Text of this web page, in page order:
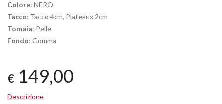
Colore: NERO
Tacco: Tacco 4cm, Plateaux 2cm
Tomaia: Pelle
Fondo: Gomma
€ 149,00
Descrizione